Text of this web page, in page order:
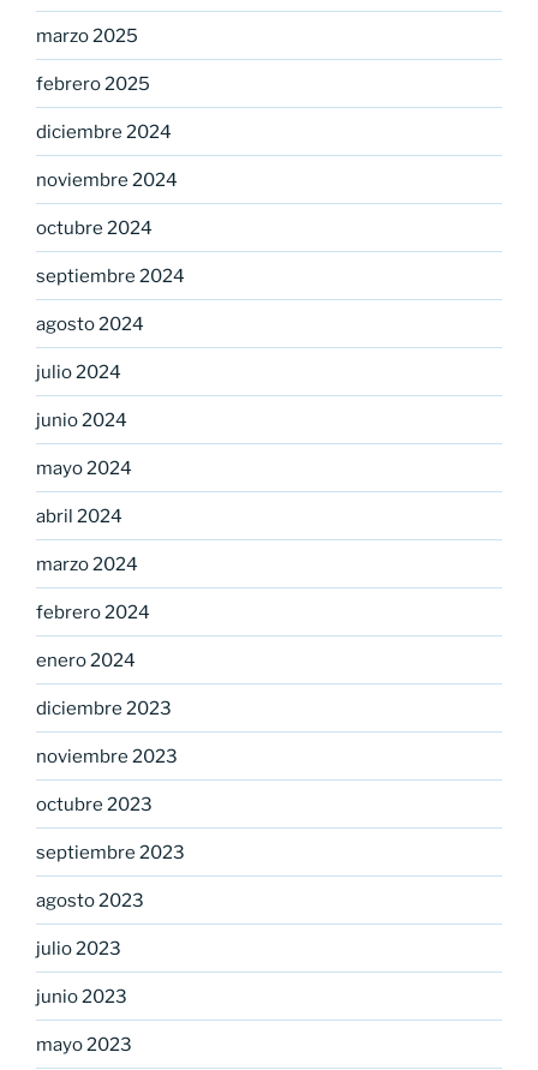
marzo 2025
febrero 2025
diciembre 2024
noviembre 2024
octubre 2024
septiembre 2024
agosto 2024
julio 2024
junio 2024
mayo 2024
abril 2024
marzo 2024
febrero 2024
enero 2024
diciembre 2023
noviembre 2023
octubre 2023
septiembre 2023
agosto 2023
julio 2023
junio 2023
mayo 2023